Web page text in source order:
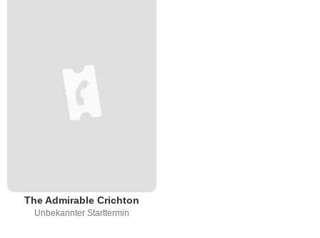
The Admirable Crichton
Unbekannter Starttermin